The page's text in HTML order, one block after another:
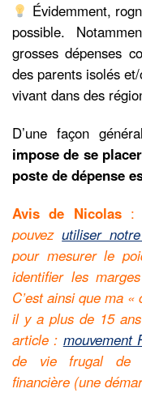
Évidemment,
possible.
grosses dépenses
des parents isolés
vivant dans des
D’une façon
impose de se
poste de dépense
Avis de Nicolas:
pouvezutiliser
pour mesurer le
identifier les
C’est ainsi que ma
il y a plus de 15
article : mouvement
de vie frugal de
financière (une